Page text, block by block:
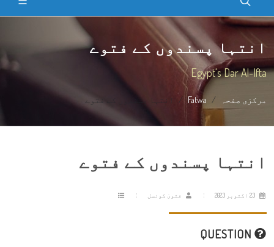
انتہا پسندوں کے فتوے
Egypt's Dar Al-Ifta
مرکزی صفحہ Fatwa انتہا پسندوں کے فتوے
انتہا پسندوں کے فتوے
فتویٰ کونسل